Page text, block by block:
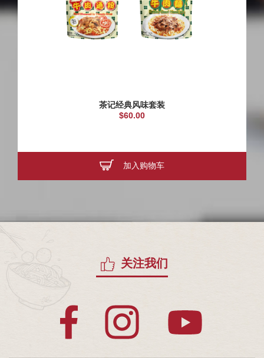
茶记经典风味套装
$60.00
加入购物车
关注我们